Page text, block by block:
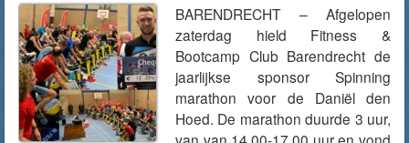
BARENDRECHT – Afgelopen
zaterdag hield Fitness &
Bootcamp Club Barendrecht de
jaarlijkse sponsor Spinning
marathon voor de Daniël den
Hoed. De marathon duurde 3 uur,